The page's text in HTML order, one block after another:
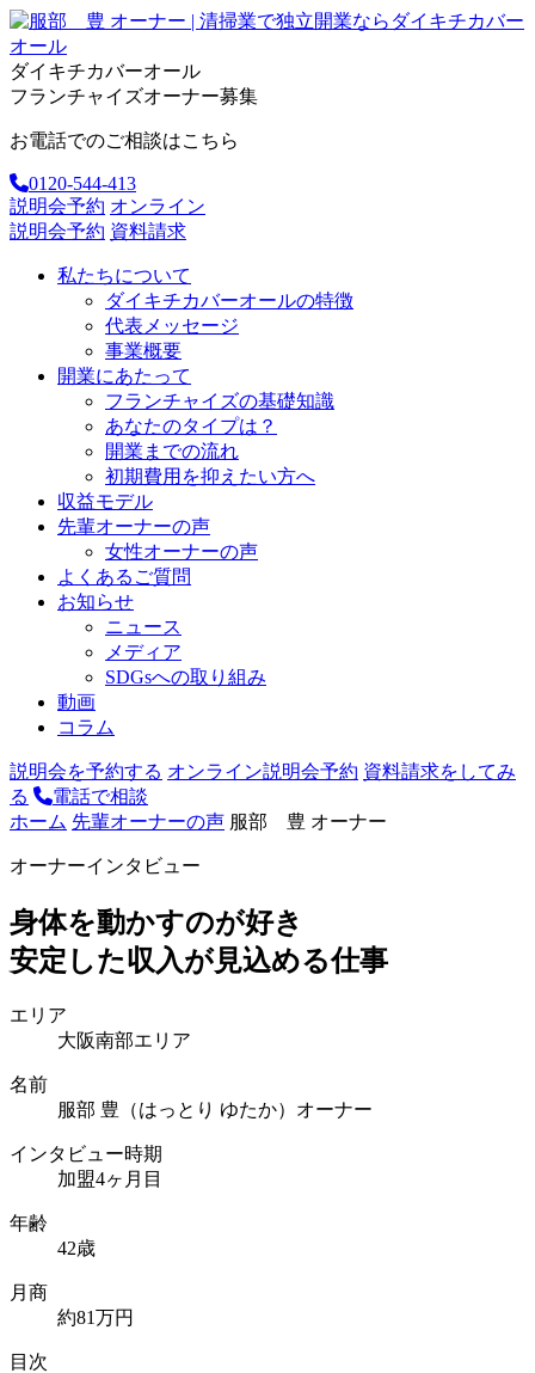
ダイキチカバーオール
フランチャイズオーナー募集
お電話でのご相談はこちら
0120-544-413
説明会予約 オンライン
説明会予約 資料請求
私たちについて
ダイキチカバーオールの特徴
代表メッセージ
事業概要
開業にあたって
フランチャイズの基礎知識
あなたのタイプは？
開業までの流れ
初期費用を抑えたい方へ
収益モデル
先輩オーナーの声
女性オーナーの声
よくあるご質問
お知らせ
ニュース
メディア
SDGsへの取り組み
動画
コラム
説明会を予約する オンライン説明会予約 資料請求をしてみ
る
電話で相談
ホーム 先輩オーナーの声 服部 豊 オーナー
オーナーインタビュー
身体を動かすのが好き
安定した収入が見込める仕事
エリア
大阪南部エリア
名前
服部 豊（はっとり ゆたか）オーナー
インタビュー時期
加盟4ヶ月目
年齢
42歳
月商
約81万円
目次